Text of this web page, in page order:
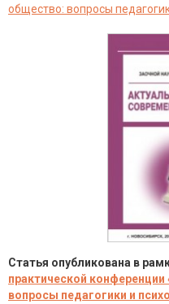
общество: вопросы
Статья опубликована в
практической
вопросы педагогики и